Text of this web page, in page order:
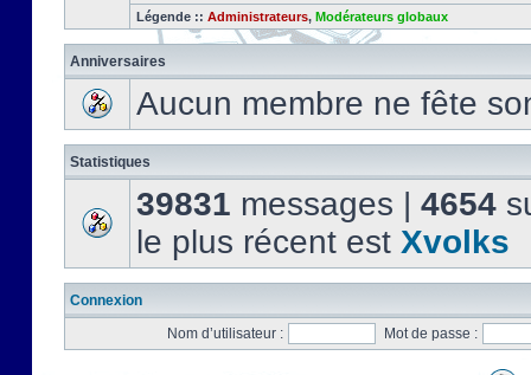
Légende :: Administrateurs, Modérateurs globaux
Anniversaires
Aucun membre ne fête
Statistiques
39831 messages | 4654
le plus récent est Xvolks
Connexion
Nom d’utilisateur :
Mot de passe :